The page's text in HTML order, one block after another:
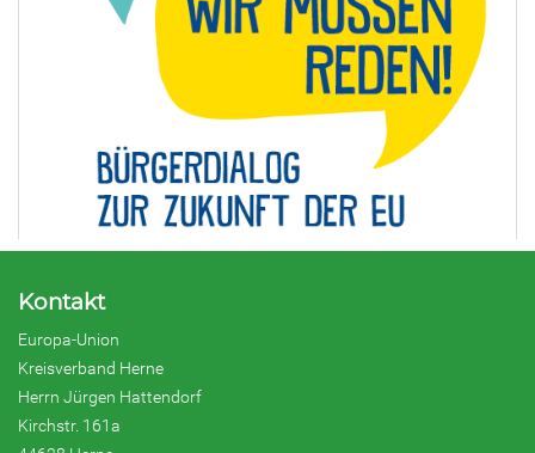
Kontakt
Europa-Union
Kreisverband Herne
Herrn Jürgen Hattendorf
Kirchstr. 161a